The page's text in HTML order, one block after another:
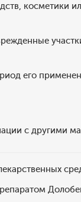
косметики
его
с другими